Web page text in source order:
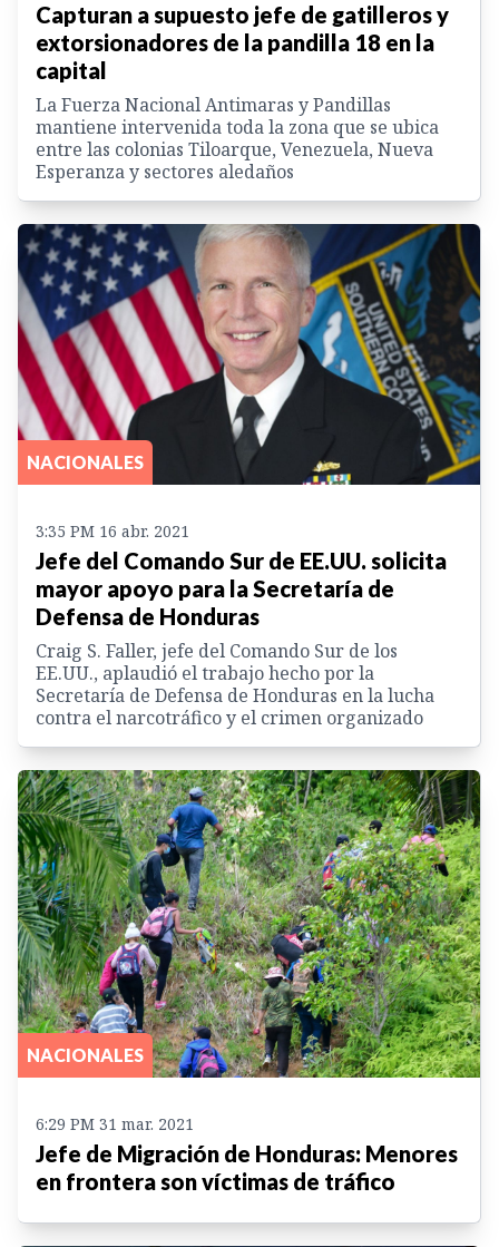
Capturan a supuesto jefe de gatilleros y
extorsionadores de la pandilla 18 en la
capital
La Fuerza Nacional Antimaras y Pandillas
mantiene intervenida toda la zona que se ubica
entre las colonias Tiloarque, Venezuela, Nueva
Esperanza y sectores aledaños
NACIONALES
3:35 PM 16 abr. 2021
Jefe del Comando Sur de EE.UU. solicita
mayor apoyo para la Secretaría de
Defensa de Honduras
Craig S. Faller, jefe del Comando Sur de los
EE.UU., aplaudió el trabajo hecho por la
Secretaría de Defensa de Honduras en la lucha
contra el narcotráfico y el crimen organizado
NACIONALES
6:29 PM 31 mar. 2021
Jefe de Migración de Honduras: Menores
en frontera son víctimas de tráfico